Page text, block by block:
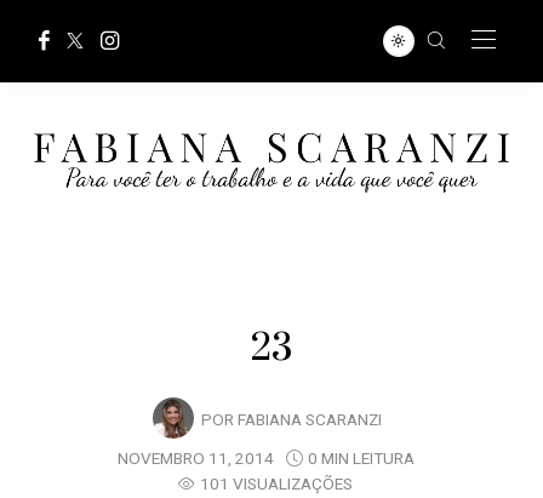
23
POR FABIANA SCARANZI
NOVEMBRO 11, 2014
0 MIN LEITURA
101 VISUALIZAÇÕES